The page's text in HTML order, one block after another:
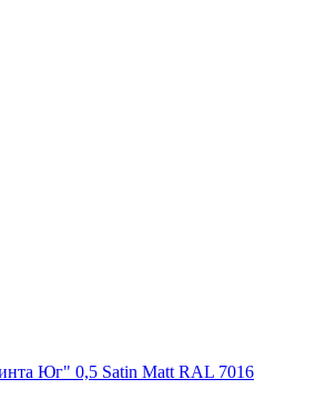
Юг" 0,5 Satin Matt RAL 7016